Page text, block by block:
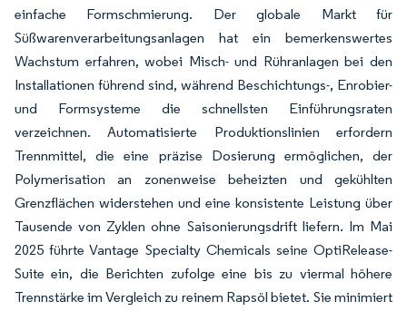
einfache Formschmierung. Der globale Markt für
Süßwarenverarbeitungsanlagen hat ein bemerkenswertes
Wachstum erfahren, wobei Misch- und Rühranlagen bei den
Installationen führend sind, während Beschichtungs-, Enrobier-
und Formsysteme die schnellsten Einführungsraten
verzeichnen. Automatisierte Produktionslinien erfordern
Trennmittel, die eine präzise Dosierung ermöglichen, der
Polymerisation an zonenweise beheizten und gekühlten
Grenzflächen widerstehen und eine konsistente Leistung über
Tausende von Zyklen ohne Saisonierungsdrift liefern. Im Mai
2025 führte Vantage Specialty Chemicals seine OptiRelease-
Suite ein, die Berichten zufolge eine bis zu viermal höhere
Trennstärke im Vergleich zu reinem Rapsöl bietet. Sie minimiert